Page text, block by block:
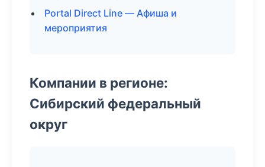
Portal Direct Line — Афиша и
мероприятия
Компании в регионе:
Сибирский федеральный
округ